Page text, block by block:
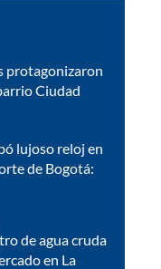
protagonizaron
Ciudad
lujoso reloj en
de Bogotá:
de agua cruda
en La